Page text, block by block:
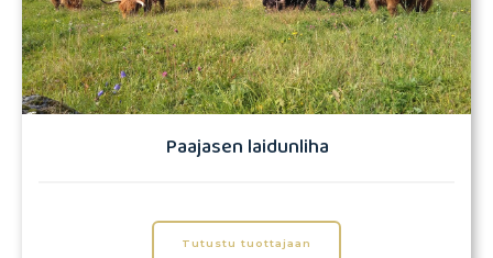
Paajasen laidunliha
Tutustu tuottajaan